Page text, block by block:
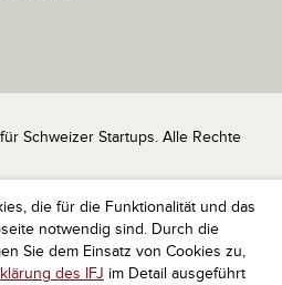
die für die Funktionalität und das
notwendig sind. Durch die
Sie dem Einsatz von Cookies zu,
des IFJ im Detail ausgeführt
Schweizer Startups. Alle Rechte